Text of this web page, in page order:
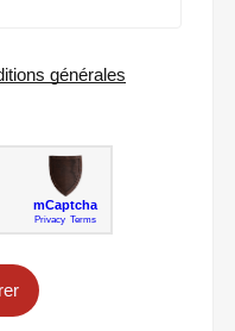
générales